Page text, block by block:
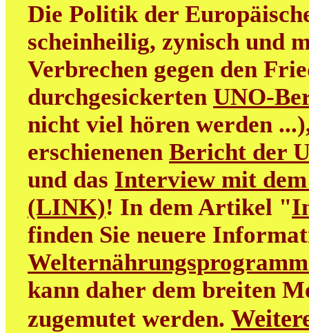
Die Politik der
scheinheilig, zynisch und
Verbrechen gegen den
durchgesickerten UNO-
nicht viel hören werden
erschienenen Bericht der
und das Interview mit
(LINK)! In dem Artikel "
finden Sie neuere
kann daher dem breiten
zugemutet werden.